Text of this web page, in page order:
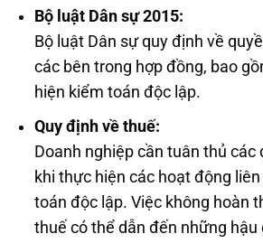
Bộ luật Dân sự 2015:
Bộ luật Dân sự quy định về
các bên trong hợp đồng, bao
hiện kiểm toán độc lập.
Quy định về thuế:
Doanh nghiệp cần tuân thủ các
khi thực hiện các hoạt động
toán độc lập. Việc không hoàn
thuế có thể dẫn đến những hậu